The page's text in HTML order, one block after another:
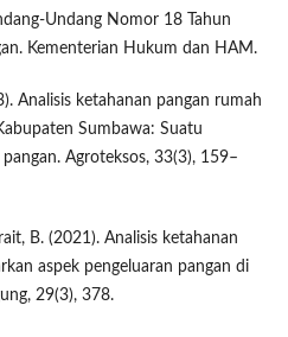
Undang Nomor 18 Tahun
Kementerian Hukum dan HAM.
Analisis ketahanan pangan rumah
Sumbawa: Suatu
Agroteksos, 33(3), 159–
B. (2021). Analisis ketahanan
aspek pengeluaran pangan di
29(3), 378.